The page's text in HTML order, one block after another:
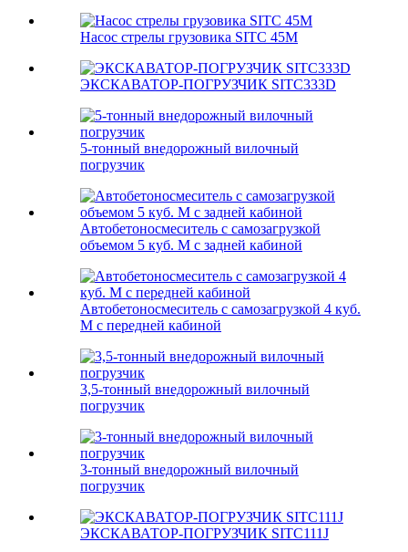
Насос стрелы грузовика SITC 45M
ЭКСКАВАТОР-ПОГРУЗЧИК SITC333D
5-тонный внедорожный вилочный
погрузчик
Автобетоносмеситель с самозагрузкой
объемом 5 куб. М с задней кабиной
Автобетоносмеситель с самозагрузкой 4 куб.
М с передней кабиной
3,5-тонный внедорожный вилочный
погрузчик
3-тонный внедорожный вилочный
погрузчик
ЭКСКАВАТОР-ПОГРУЗЧИК SITC111J